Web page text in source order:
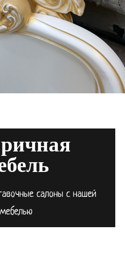
салоны с нашей
мебелью